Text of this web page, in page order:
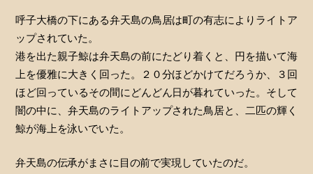
呼子大橋の下にある弁天島の鳥居は町の有志によりライトア
ップされていた。
港を出た親子鯨は弁天島の前にたどり着くと、円を描いて海
上を優雅に大きく回った。２０分ほどかけてだろうか、３回
ほど回っているその間にどんどん日が暮れていった。そして
闇の中に、弁天島のライトアップされた鳥居と、二匹の輝く
鯨が海上を泳いでいた。
弁天島の伝承がまさに目の前で実現していたのだ。